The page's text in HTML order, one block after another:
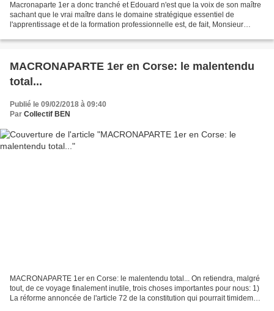
Macronaparte 1er a donc tranché et Edouard n'est que la voix de son maître
sachant que le vrai maître dans le domaine stratégique essentiel de
l'apprentissage et de la formation professionnelle est, de fait, Monsieur
MACRONAPARTE 1er en Corse: le malentendu
total...
Publié le 09/02/2018 à 09:40
Par Collectif BEN
MACRONAPARTE 1er en Corse: le malentendu total... On retiendra, malgré
tout, de ce voyage finalement inutile, trois choses importantes pour nous: 1)
La réforme annoncée de l'article 72 de la constitution qui pourrait timidement